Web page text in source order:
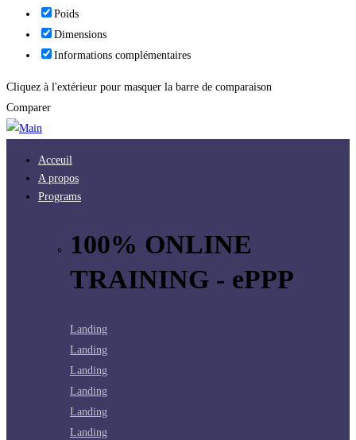
Poids
Dimensions
Informations complémentaires
Cliquez à l'extérieur pour masquer la barre de comparaison
Comparer
Acceuil
A propos
Programs
100% ONLINE
TRAINING - ePPP
Landing
Landing
Landing
Landing
Landing
Landing